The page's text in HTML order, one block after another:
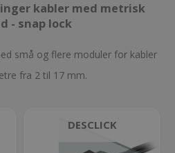
kabler med metrisk
- snap lock
små og flere moduler for kabler
fra 2 til 17 mm.
DESCLICK